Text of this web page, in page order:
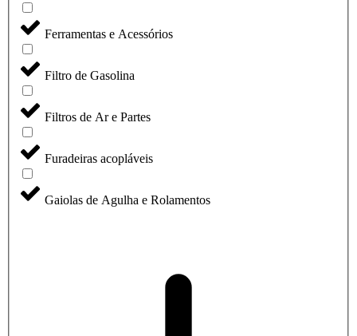
Ferramentas e Acessórios
Filtro de Gasolina
Filtros de Ar e Partes
Furadeiras acopláveis
Gaiolas de Agulha e Rolamentos